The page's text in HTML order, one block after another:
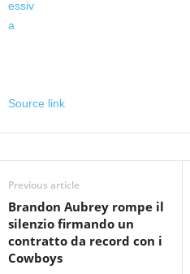
Source link
Previous article
Brandon Aubrey rompe il
silenzio firmando un
contratto da record con i
Cowboys